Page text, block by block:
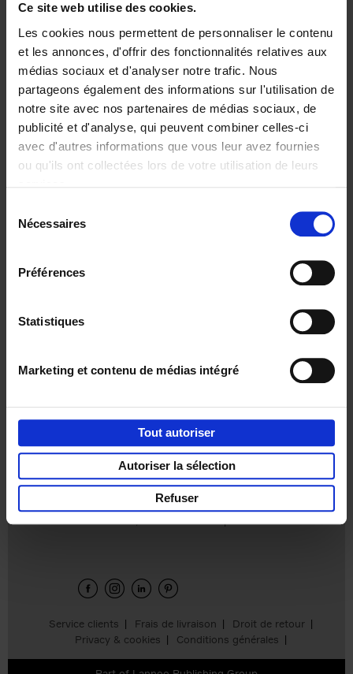
Ce site web utilise des cookies.
Les cookies nous permettent de personnaliser le contenu
et les annonces, d'offrir des fonctionnalités relatives aux
médias sociaux et d'analyser notre trafic. Nous
partageons également des informations sur l'utilisation de
notre site avec nos partenaires de médias sociaux, de
publicité et d'analyse, qui peuvent combiner celles-ci
avec d'autres informations que vous leur avez fournies
ou qu'ils ont collectées lors de votre utilisation de leurs
Nécessaires
Préférences
Statistiques
Marketing et contenu de médias intégré
Tout autoriser
Autoriser la sélection
Refuser
Digital marketing like a PRO -
completely revised edition
Clo Willaerts
Couverture souple
2022 226
€35,50
Content Marketing like a
Ajouter au panier
Service clients Frais de livraison
Droit de retour
Privacy & cookies
Conditions générales
Envie de bonnes idées de lecture, de